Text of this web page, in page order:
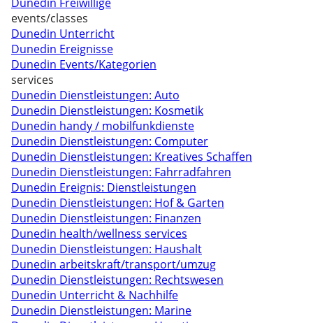
events/classes
Dunedin Unterricht
Dunedin Ereignisse
Dunedin Events/Kategorien
services
Dunedin Dienstleistungen: Auto
Dunedin Dienstleistungen: Kosmetik
Dunedin handy / mobilfunkdienste
Dunedin Dienstleistungen: Computer
Dunedin Dienstleistungen: Kreatives Schaffen
Dunedin Dienstleistungen: Fahrradfahren
Dunedin Ereignis: Dienstleistungen
Dunedin Dienstleistungen: Hof & Garten
Dunedin Dienstleistungen: Finanzen
Dunedin health/wellness services
Dunedin Dienstleistungen: Haushalt
Dunedin arbeitskraft/transport/umzug
Dunedin Dienstleistungen: Rechtswesen
Dunedin Unterricht & Nachhilfe
Dunedin Dienstleistungen: Marine